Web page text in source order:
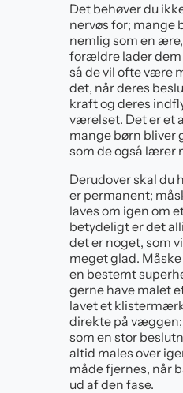
Det behøver du
nervøs for; mange
nemlig som en
forældre lader dem
så de vil ofte være
det, når deres
kraft og deres
værelset. Det er et
mange børn bliver
som de også lærer
Derudover skal du
er permanent;
laves om igen om
betydeligt er det
det er noget, som
meget glad.
en bestemt
gerne have malet
lavet et
direkte på
som en stor
altid males over
måde fjernes, når
ud af den fase.